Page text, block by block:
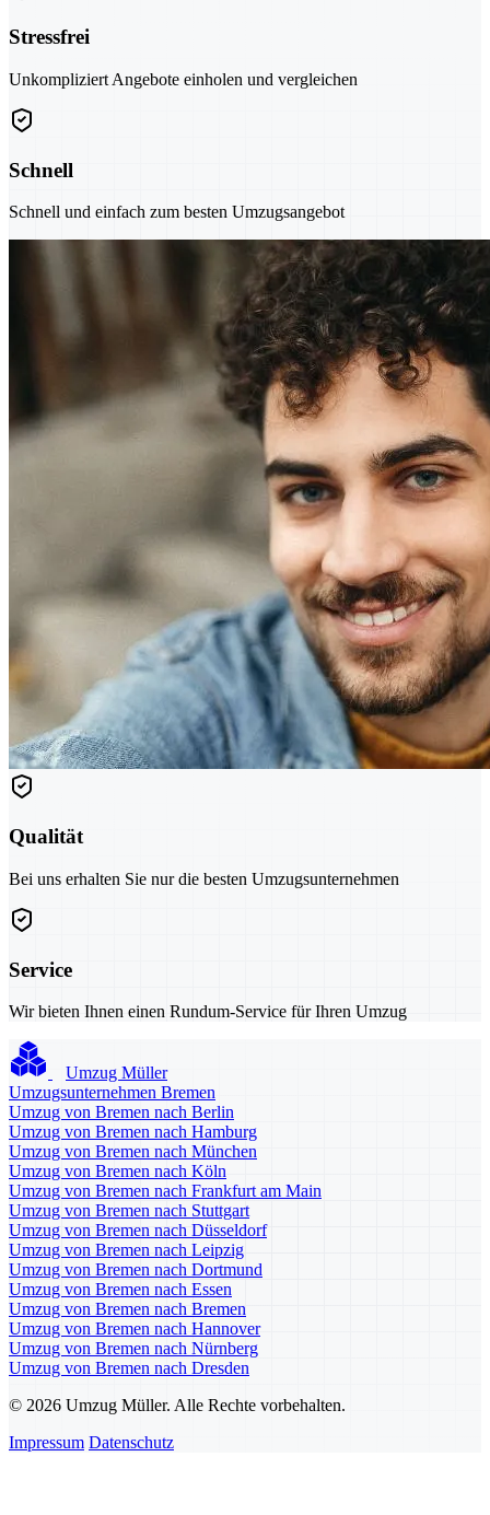
Stressfrei
Unkompliziert Angebote einholen und vergleichen
Schnell
Schnell und einfach zum besten Umzugsangebot
Qualität
Bei uns erhalten Sie nur die besten Umzugsunternehmen
Service
Wir bieten Ihnen einen Rundum-Service für Ihren Umzug
Umzug Müller
Umzugsunternehmen Bremen
Umzug von Bremen nach Berlin
Umzug von Bremen nach Hamburg
Umzug von Bremen nach München
Umzug von Bremen nach Köln
Umzug von Bremen nach Frankfurt am Main
Umzug von Bremen nach Stuttgart
Umzug von Bremen nach Düsseldorf
Umzug von Bremen nach Leipzig
Umzug von Bremen nach Dortmund
Umzug von Bremen nach Essen
Umzug von Bremen nach Bremen
Umzug von Bremen nach Hannover
Umzug von Bremen nach Nürnberg
Umzug von Bremen nach Dresden
© 2026 Umzug Müller. Alle Rechte vorbehalten.
Impressum Datenschutz